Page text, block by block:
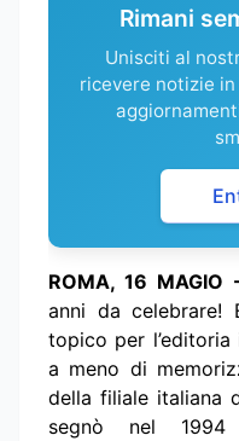
Rimani
Unisciti al
ricevere notizie
ROMA, 16 MAGIO
anni da celebrare!
topico per
a meno di
della filiale italiana
segnò nel